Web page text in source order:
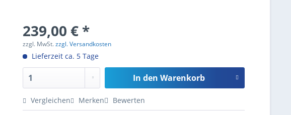
239,00 € *
zzgl. MwSt.zzgl. Versandkosten
Lieferzeit ca. 5 Tage
In den Warenkorb
Vergleichen Merken Bewerten